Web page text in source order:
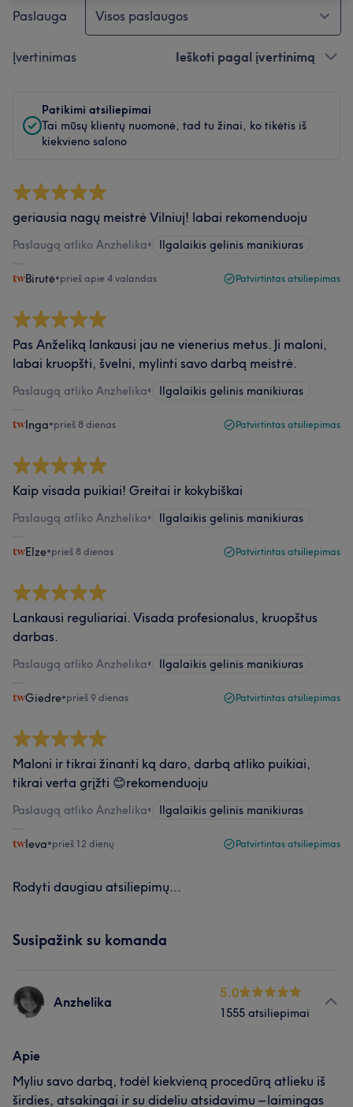
Paslauga Visos paslaugos
Įvertinimas Ieškoti pagal įvertinimą
Patikimi atsiliepimai
Tai mūsų klientų nuomonė, tad tu žinai, ko tikėtis iš
kiekvieno salono
geriausia nagų meistrė Vilniuj! labai rekomenduoju
Paslaugą atliko Anzhelika• Ilgalaikis gelinis manikiuras
Birutė•prieš apie 4 valandas Patvirtintas atsiliepimas
Pas Anželiką lankausi jau ne vienerius metus. Ji maloni,
labai kruopšti, švelni, mylinti savo darbą meistrė.
Paslaugą atliko Anzhelika• Ilgalaikis gelinis manikiuras
Inga•prieš 8 dienas Patvirtintas atsiliepimas
Kaip visada puikiai! Greitai ir kokybiškai
Paslaugą atliko Anzhelika• Ilgalaikis gelinis manikiuras
Elze•prieš 8 dienas Patvirtintas atsiliepimas
Lankausi reguliariai. Visada profesionalus, kruopštus
darbas.
Paslaugą atliko Anzhelika• Ilgalaikis gelinis manikiuras
Giedre•prieš 9 dienas Patvirtintas atsiliepimas
Maloni ir tikrai žinanti ką daro, darbą atliko puikiai,
tikrai verta grįžti 😊rekomenduoju
Paslaugą atliko Anzhelika• Ilgalaikis gelinis manikiuras
Ieva•prieš 12 dienų Patvirtintas atsiliepimas
Rodyti daugiau atsiliepimų...
Susipažink su komanda
Anzhelika
5.0
1555 atsiliepimai
Apie
Myliu savo darbą, todėl kiekvieną procedūrą atlieku iš
širdies, atsakingai ir su dideliu atsidavimu – laimingas